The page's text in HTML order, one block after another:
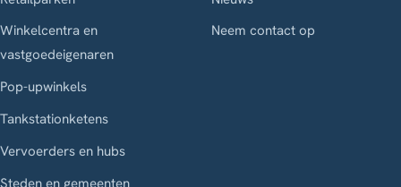
Winkelcentra en
vastgoedeigenaren
Pop-upwinkels
Tankstationketens
Vervoerders en hubs
Steden en gemeenten
Neem contact op